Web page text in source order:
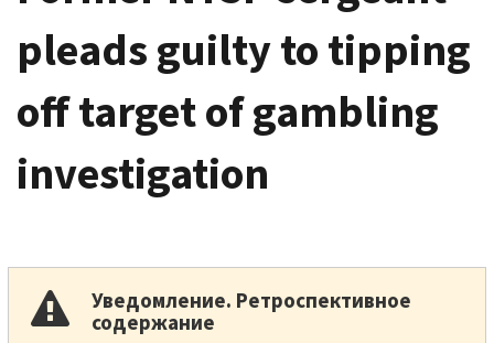
pleads guilty to tipping
off target of gambling
investigation
Уведомление. Ретроспективное
содержание